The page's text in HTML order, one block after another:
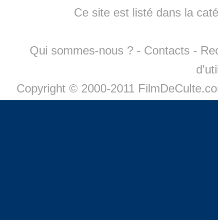
Ce site est listé dans la
Qui sommes-nous ? - Contacts -
Copyright © 2000-2011